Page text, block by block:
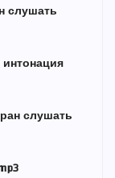
слушать
слушать